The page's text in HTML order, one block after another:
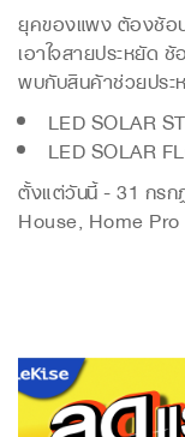
ยุคของแพง ต้องช้อ
เอาใจสายประหยัด
พบกับสินค้าช่วยประ
LED SOLAR
LED SOLAR
ตั้งแต่วันนี้ - 31 กร
House, Home